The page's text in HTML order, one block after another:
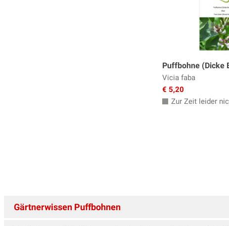
Puffbohne (Dicke
Vicia faba
€ 5,20
Zur Zeit leider
Gärtnerwissen Puffbohnen